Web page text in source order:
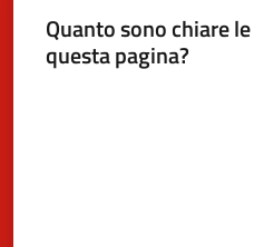
Quanto sono chiare
questa pagina?